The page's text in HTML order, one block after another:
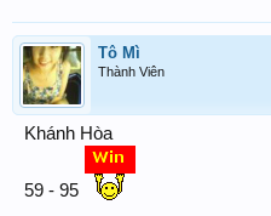
30/09/2012>>>
26/09/2012>>> G7
23/09/2012>>> G7
Tô Mì
Thành Viên
Khánh Hòa
59 - 95